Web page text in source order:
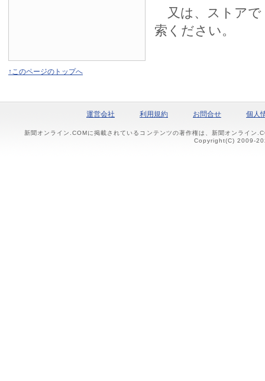
又は、ストアで
索ください。
↑このページのトップへ
運営会社 利用規約 お問合せ 個人
新聞オンライン.COMに掲載されているコンテンツの著作権は、新聞オンライン
Copyright(C) 2009-